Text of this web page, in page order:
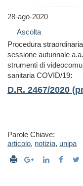
28-ago-2020
Ascolta
Procedura
sessione autunnale
strumenti di
sanitaria COVID/19:
D.R. 2467/2020
Parole Chiave:
articolo, notizia, unipa